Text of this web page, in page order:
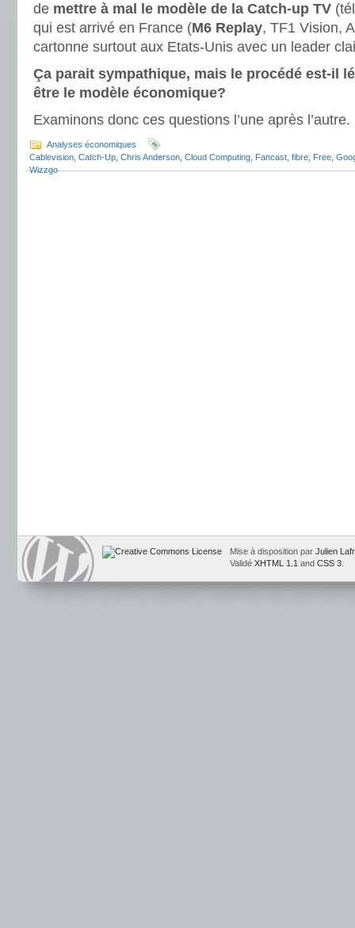
de mettre à mal le modèle de la Catch-up TV
qui est arrivé en France (M6 Replay, TF1 Vision,
cartonne surtout aux Etats-Unis avec un leader
Ça parait sympathique, mais le procédé est-il
être le modèle économique?
Examinons donc ces questions l’une après l’autre.
Analyses économiques
Cablevision Catch-Up Chris Anderson Cloud Computing Fancast fibre Free
Wizzgo
Mise à disposition par Julien
Validé XHTML 1.1 and CSS 3